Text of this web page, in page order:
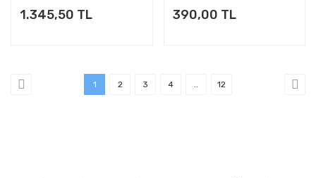
1.345,50 TL 390,00 TL
1 2 3 4 .. 12